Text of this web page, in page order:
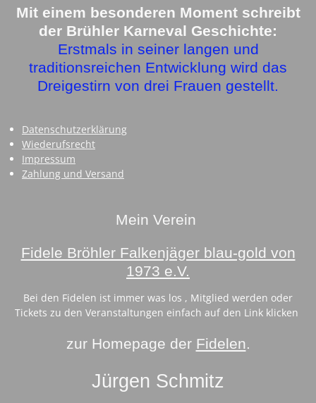
o
k
r
a
m
Mit einem besonderen Moment schreibt
der Brühler Karneval Geschichte:
Erstmals in seiner langen und
traditionsreichen Entwicklung wird das
Dreigestirn von drei Frauen gestellt.
Datenschutzerklärung
Wiederufsrecht
Impressum
Zahlung und Versand
Mein Verein
Fidele Bröhler Falkenjäger blau-gold von
1973 e.V.
Bei den Fidelen ist immer was los , Mitglied werden oder
Tickets zu den Veranstaltungen einfach auf den Link klicken
zur Homepage der Fidelen.
Jürgen Schmitz